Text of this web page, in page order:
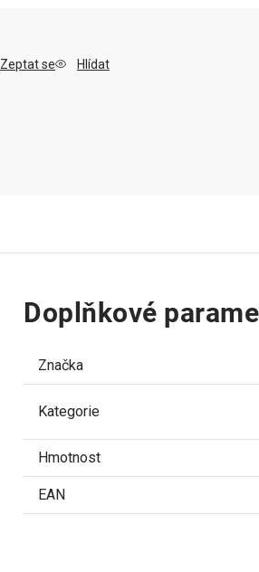
Zeptat se Hlídat
Doplňkové
Značka
Kategorie
Hmotnost
EAN